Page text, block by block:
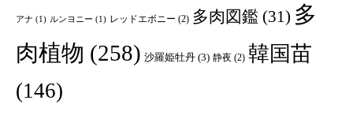
アナ (1) ルンヨニー (1) レッドエボニー (2) 多肉図鑑 (31) 多
肉植物 (258) 沙羅姫牡丹 (3) 静夜 (2) 韓国苗
(146)